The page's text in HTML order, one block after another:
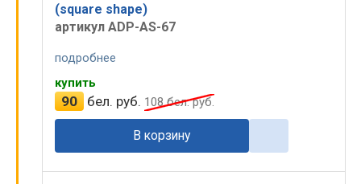
(square shape)
артикул ADP-AS-67
подробнее
купить
90 бел. руб. 108бел. руб.
В корзину